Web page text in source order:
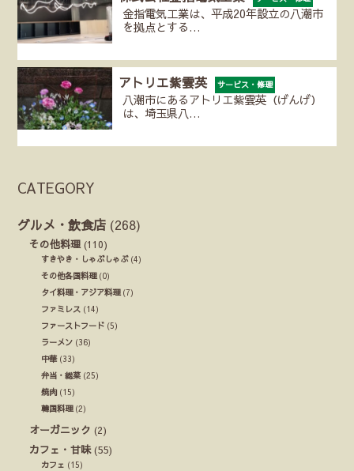
金指電気工業は、平成20年設立の八潮市
を拠点とする…
アトリエ紫雲英 サービス・修理
八潮市にあるアトリエ紫雲英（げんげ）
は、埼玉県八…
CATEGORY
グルメ・飲食店 (268)
その他料理 (110)
すきやき・しゃぶしゃぶ(4)
その他各国料理(0)
タイ料理・アジア料理(7)
ファミレス (14)
ファーストフード (5)
ラーメン (36)
中華(33)
弁当・総菜 (25)
焼肉 (15)
韓国料理(2)
オーガニック (2)
カフェ・甘味(55)
カフェ (15)